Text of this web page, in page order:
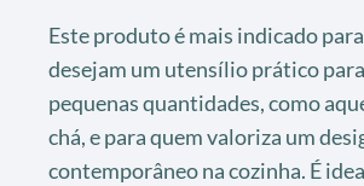
Este produto é mais indicado
desejam um utensílio prático
pequenas quantidades, como
chá, e para quem valoriza um
contemporâneo na cozinha. É